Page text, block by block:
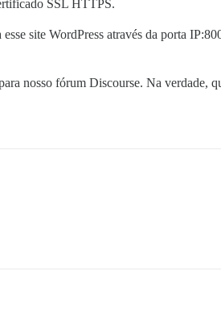
SSL HTTPS.
site WordPress através da porta
nosso fórum Discourse. Na verdade,